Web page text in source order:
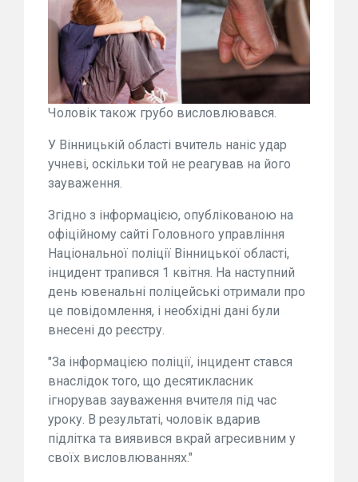
Чоловік також грубо висловлювався.
У Вінницькій області вчитель наніс удар
учневі, оскільки той не реагував на його
зауваження.
Згідно з інформацією, опублікованою на
офіційному сайті Головного управління
Національної поліції Вінницької області,
інцидент трапився 1 квітня. На наступний
день ювенальні поліцейські отримали про
це повідомлення, і необхідні дані були
внесені до реєстру.
"За інформацією поліції, інцидент стався
внаслідок того, що десятикласник
ігнорував зауваження вчителя під час
уроку. В результаті, чоловік вдарив
підлітка та виявився вкрай агресивним у
своїх висловлюваннях."